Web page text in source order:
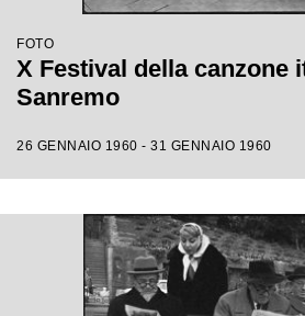
FOTO
X Festival della canzone
Sanremo
26 GENNAIO 1960 - 31 GENNAIO 1960